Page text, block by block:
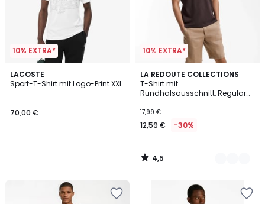
10% EXTRA*
LACOSTE
Sport-T-Shirt mit Logo-Print XXL
70,00 €
10% EXTRA*
LA REDOUTE COLLECTIONS
T-Shirt mit
Rundhalsausschnitt, Regular
17,99 €
12,59 € -30%
4,5
/ 5
2
Farben
4,5
/